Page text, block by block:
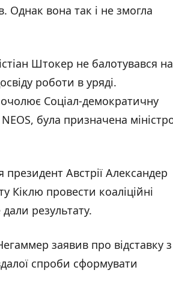
Однак вона так і не змогла
Штокер не балотувався на
роботи в уряді.
Соціал-демократичну
була призначена
Австрії Александер
Кіклю провести коаліційні
результату.
заявив про відставку з
спроби сформувати